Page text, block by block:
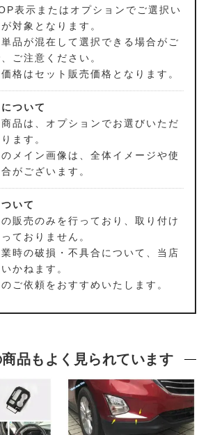
表示またはオプションでご選択い
対象となります。
単品が混在して選択できる場合がご
ご注意ください。
格はセット販売価格となります。
ついて
商品は、オプションでお選びいただ
ます。
のメイン画像は、全体イメージや使
がございます。
いて
の販売のみを行っており、取り付け
ておりません。
業時の破損・不具合について、当店
かねます。
ご依頼をおすすめいたします。
品もよく見られています